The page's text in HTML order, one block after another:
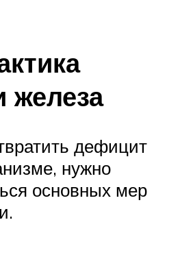
железа
дефицит
нужно
основных мер